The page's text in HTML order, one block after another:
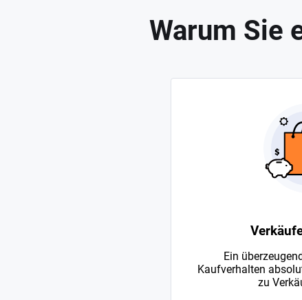
Warum Sie
Ein
Kaufverhalten
zu